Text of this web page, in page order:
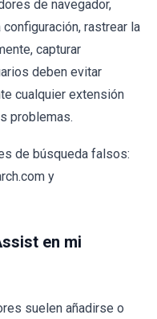
de navegador,
rastrear la
capturar
deben evitar
cualquier extensión
problemas.
de búsqueda falsos:
y
en mi
suelen añadirse o